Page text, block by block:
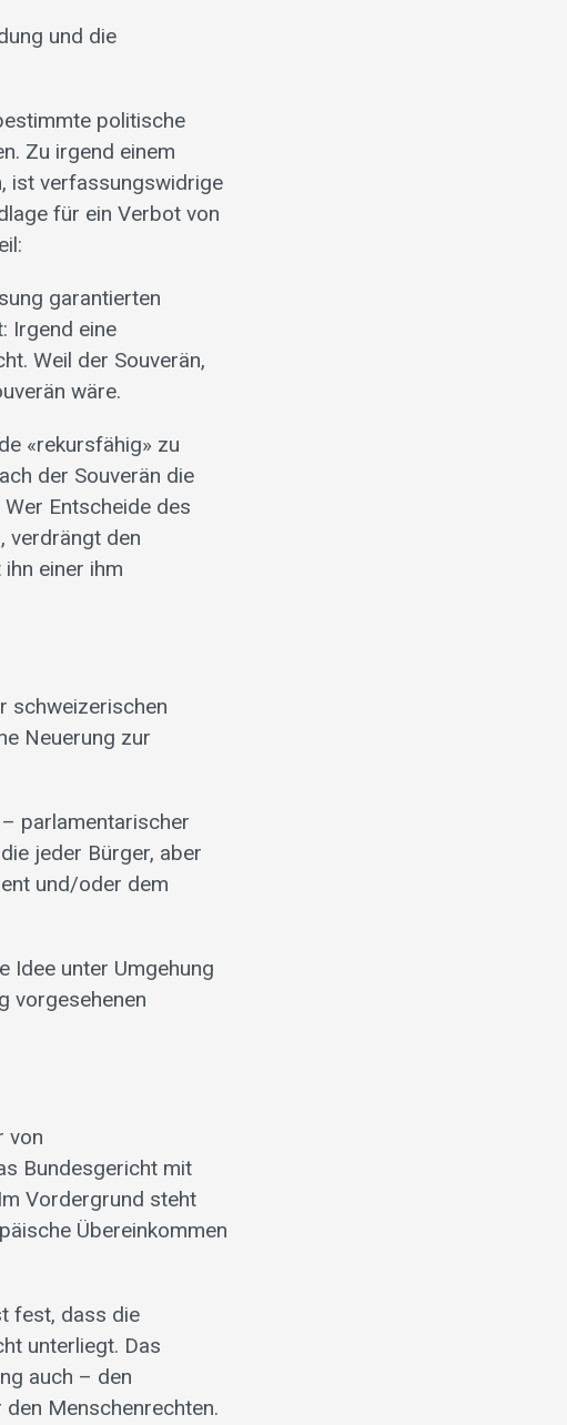
und die
politische
Zu irgend einem
ist verfassungswidrige
für ein Verbot von
garantierten
Irgend eine
Weil der Souverän,
wäre.
«rekursfähig» zu
der Souverän die
Entscheide des
verdrängt den
einer ihm
schweizerischen
Neuerung zur
parlamentarischer
jeder Bürger, aber
und/oder dem
Idee unter Umgehung
vorgesehenen
von
Bundesgericht mit
Vordergrund steht
Übereinkommen
fest, dass die
unterliegt. Das
auch – den
Menschenrechten.